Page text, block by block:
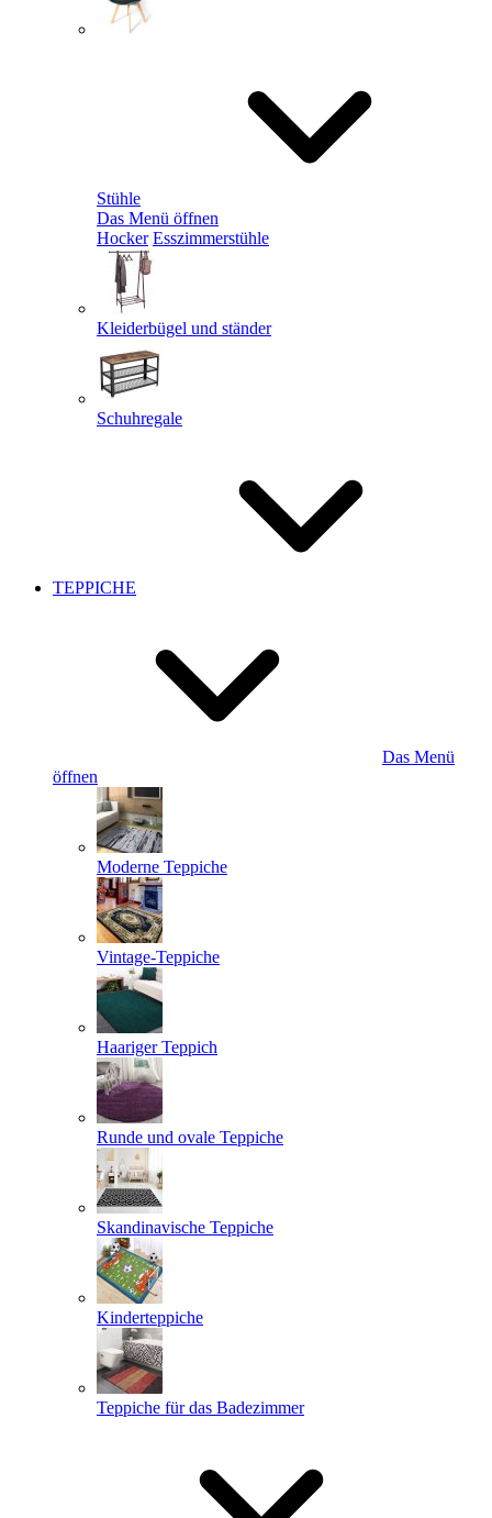
Stühle
Das Menü öffnen
Hocker Esszimmerstühle
Kleiderbügel und ständer
Schuhregale
TEPPICHE
Das Menü
öffnen
Moderne Teppiche
Vintage-Teppiche
Haariger Teppich
Runde und ovale Teppiche
Skandinavische Teppiche
Kinderteppiche
Teppiche für das Badezimmer